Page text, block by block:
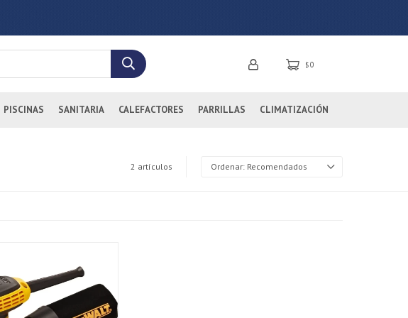
PISCINAS SANITARIA CALEFACTORES PARRILLAS CLIMATIZACIÓN
$0
2 artículos Recomendados